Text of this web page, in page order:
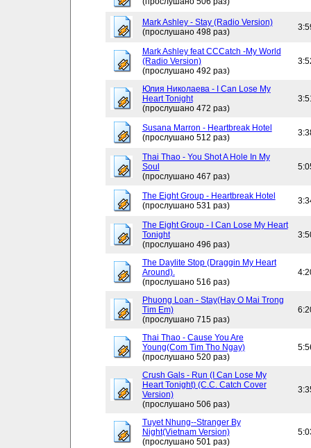
Mark Ashley - Stay (Radio Version)
(прослушано 498 раз)
Mark Ashley feat CCCatch -My World
(Radio Version)
(прослушано 492 раз)
Юлия Николаева - I Can Lose My
Heart Tonight
(прослушано 472 раз)
Susana Marron - Heartbreak Hotel
(прослушано 512 раз)
Thai Thao - You Shot A Hole In My
Soul
(прослушано 467 раз)
The Eight Group - Heartbreak Hotel
(прослушано 531 раз)
The Eight Group - I Can Lose My Heart
Tonight
(прослушано 496 раз)
The Daylite Stop (Draggin My Heart
Around).
(прослушано 516 раз)
Phuong Loan - Stay(Hay O Mai Trong
Tim Em)
(прослушано 715 раз)
Thai Thao - Cause You Are
Young(Com Tim Tho Ngay)
(прослушано 520 раз)
Crush Gals - Run (I Can Lose My
Heart Tonight) (C.C. Catch Cover
Version)
(прослушано 506 раз)
Tuyet Nhung--Stranger By
Night(Vietnam Version)
(прослушано 501 раз)